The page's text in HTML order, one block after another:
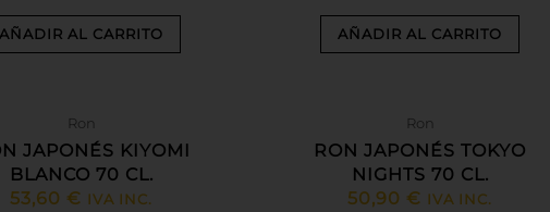
AÑADIR AL CARRITO AÑADIR AL CARRITO
Ron
JAPONÉS KIYOMI
BLANCO 70 CL.
53,60 € IVA INC.
Ron
RON JAPONÉS TOKYO
NIGHTS 70 CL.
50,90 € IVA INC.